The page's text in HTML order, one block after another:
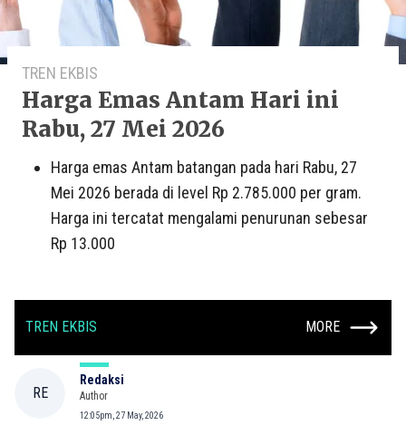
TREN EKBIS
Harga Emas Antam Hari ini
Rabu, 27 Mei 2026
Harga emas Antam batangan pada hari Rabu, 27
Mei 2026 berada di level Rp 2.785.000 per gram.
Harga ini tercatat mengalami penurunan sebesar
Rp 13.000
TREN EKBIS MORE
RE
Redaksi
Author
12:05pm, 27 May, 2026